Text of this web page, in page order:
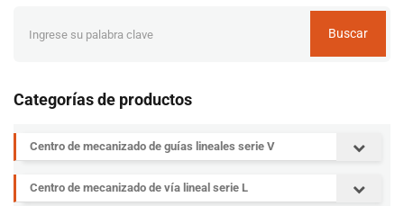
Buscar
Categorías de productos
Centro de mecanizado de guías lineales serie V
Centro de mecanizado de vía lineal serie L